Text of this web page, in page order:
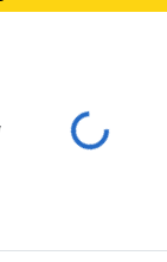
Φόρτωση...